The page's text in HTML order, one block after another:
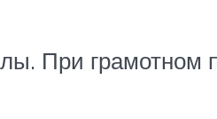
При грамотном